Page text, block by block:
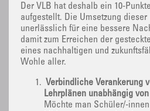
Der VLB hat deshalb ein 10-
aufgestellt. Die Umsetzung
unerlässlich für eine bessere
damit zum Erreichen der
eines nachhaltigen und
Wohle aller.
Verbindliche Verankerung
Lehrplänen unabhängig
Möchte man Schüler/-